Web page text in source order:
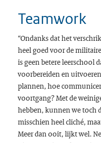
Teamwork
“Ondanks dat het
heel goed voor de
is geen betere leerschool
voorbereiden en
plannen, hoe
voortgang? Met de
hebben, kunnen we toch
misschien heel cliché,
Meer dan ooit, lijkt wel.